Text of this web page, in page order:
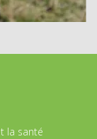
la santé